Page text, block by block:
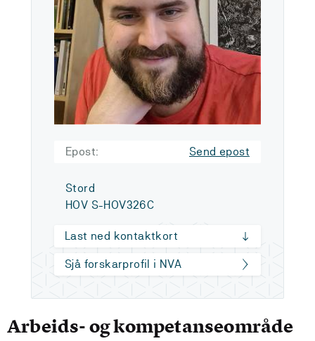
Epost: Send epost
Stord
HOV S-HOV326C
Last ned kontaktkort
Sjå forskarprofil i NVA
Arbeids- og kompetanseområde